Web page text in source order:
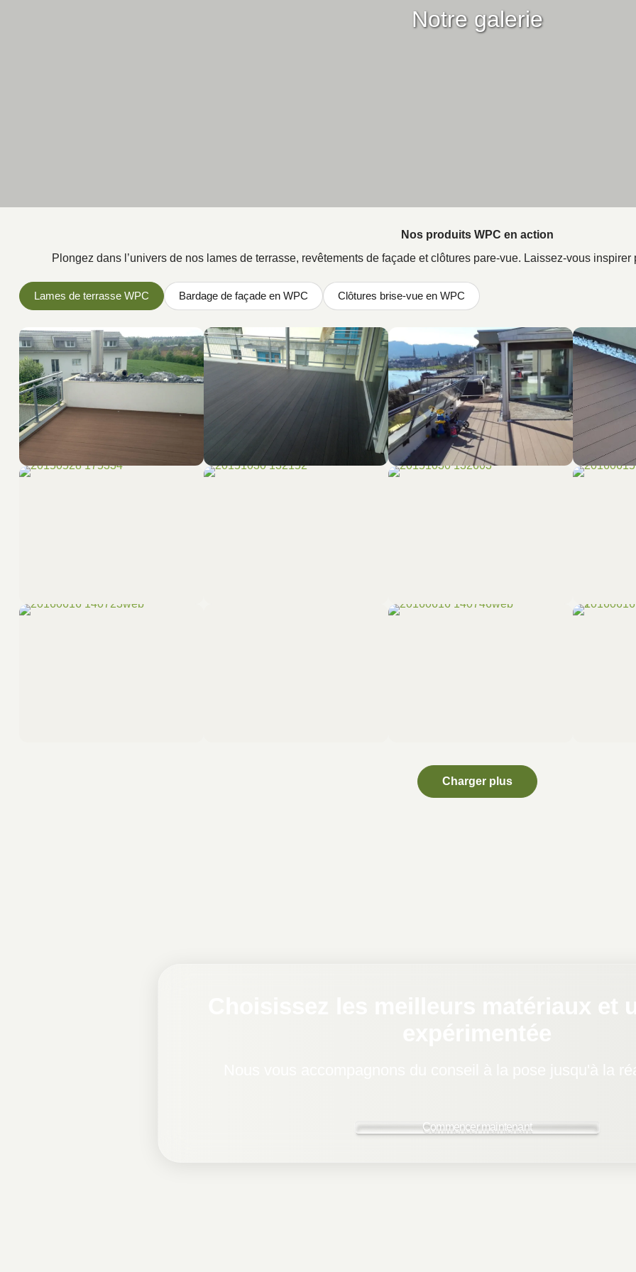
Notre galerie
Nos produits WPC en action
Plongez dans l’univers de nos lames de terrasse, revêtements de façade et clôtures pare-vue. Laissez-vous
Lames de terrasse WPC Bardage de façade en WPC Clôtures brise-vue en WPC
Charger plus
Choisissez les meilleurs matériaux et
Nous vous accompagnons du conseil à la pose jusqu'à la
Commencer maintenant